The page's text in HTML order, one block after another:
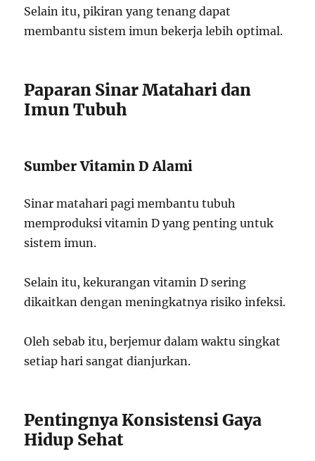
Selain itu, pikiran yang tenang dapat
membantu sistem imun bekerja lebih optimal.
Paparan Sinar Matahari dan
Imun Tubuh
Sumber Vitamin D Alami
Sinar matahari pagi membantu tubuh
memproduksi vitamin D yang penting untuk
sistem imun.
Selain itu, kekurangan vitamin D sering
dikaitkan dengan meningkatnya risiko infeksi.
Oleh sebab itu, berjemur dalam waktu singkat
setiap hari sangat dianjurkan.
Pentingnya Konsistensi Gaya
Hidup Sehat